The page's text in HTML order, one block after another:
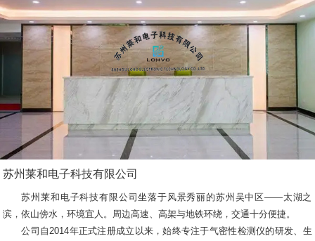
苏州莱和电子科技有限公司
苏州莱和电子科技有限公司坐落于风景秀丽的苏州吴中区——太湖之
滨，依山傍水，环境宜人。周边高速、高架与地铁环绕，交通十分便捷。
公司自2014年正式注册成立以来，始终专注于气密性检测仪的研发、生